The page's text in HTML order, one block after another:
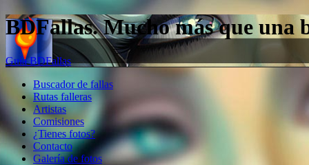
BDFallas. Mucho más que una
Guía BDFallas
Buscador de fallas
Rutas falleras
Artistas
Comisiones
¿Tienes fotos?
Contacto
Galería de fotos